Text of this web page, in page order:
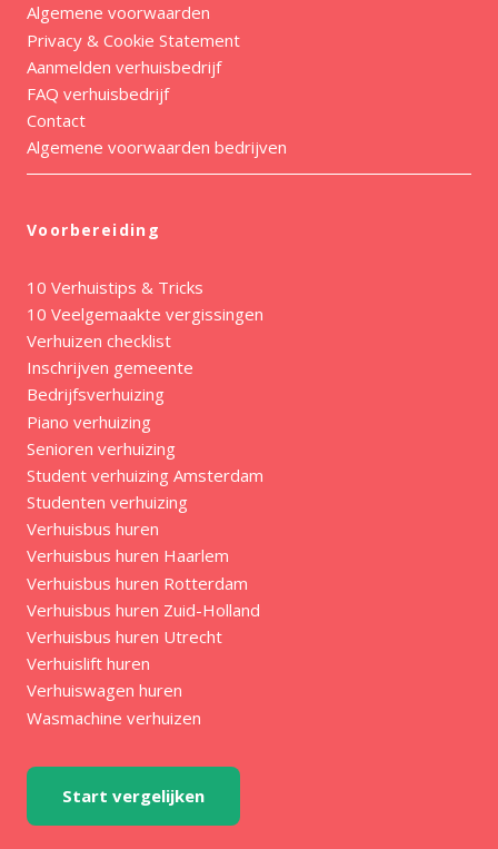
Algemene voorwaarden
Privacy & Cookie Statement
Aanmelden verhuisbedrijf
FAQ verhuisbedrijf
Contact
Algemene voorwaarden bedrijven
Voorbereiding
10 Verhuistips & Tricks
10 Veelgemaakte vergissingen
Verhuizen checklist
Inschrijven gemeente
Bedrijfsverhuizing
Piano verhuizing
Senioren verhuizing
Student verhuizing Amsterdam
Studenten verhuizing
Verhuisbus huren
Verhuisbus huren Haarlem
Verhuisbus huren Rotterdam
Verhuisbus huren Zuid-Holland
Verhuisbus huren Utrecht
Verhuislift huren
Verhuiswagen huren
Wasmachine verhuizen
Start vergelijken